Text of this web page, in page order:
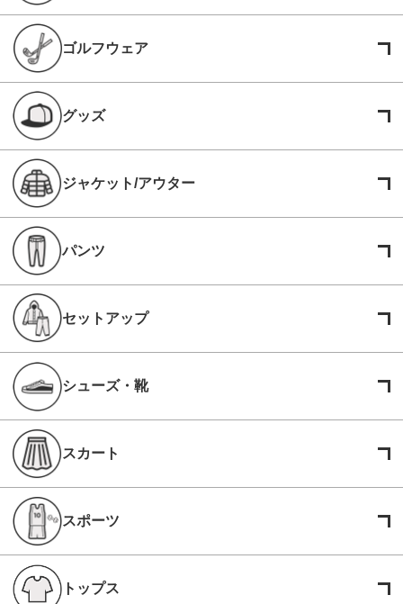
ゴルフウェア
グッズ
ジャケット/アウター
パンツ
セットアップ
シューズ・靴
スカート
スポーツ
トップス